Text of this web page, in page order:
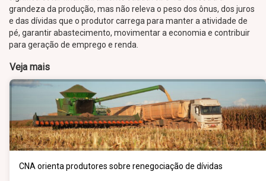
grandeza da produção, mas não releva o peso dos ônus, dos juros
e das dívidas que o produtor carrega para manter a atividade de
pé, garantir abastecimento, movimentar a economia e contribuir
para geração de emprego e renda.
Veja mais
CNA orienta produtores sobre renegociação de dívidas